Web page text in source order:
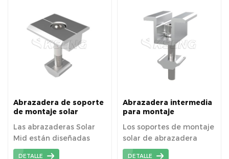
tamaño estándar.
Abrazadera de soporte
de montaje solar
panel solar
Las abrazaderas Solar
Mid están diseñadas
para montaje solar en
DETALLE
Abrazadera intermedia
para montaje
Abrazadera central
solar Soporte de
montaje Abrazaderas
Los soportes de montaje
solar de abrazadera
media son adecuados
DETALLE